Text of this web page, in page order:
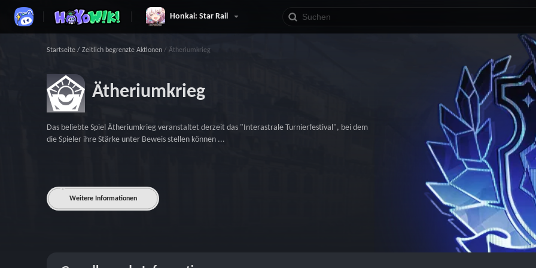
Honkai: Star Rail
Startseite / Zeitlich begrenzte Aktionen / Ätheriumkrieg
Ätheriumkrieg
Das beliebte Spiel Ätheriumkrieg veranstaltet derzeit das "Interastrale Turnierfestival", bei dem
die Spieler ihre Stärke unter Beweis stellen können ...
Weitere Informationen